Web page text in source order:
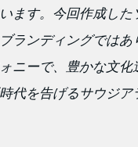
ます。今回作成し
ランディングでは
ニーで、豊かな文
代を告げるサウジ